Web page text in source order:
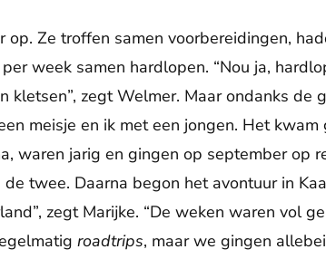
Ze troffen samen voorbereidingen,
week samen hardlopen. “Nou ja,
kletsen”, zegt Welmer. Maar ondanks de
meisje en ik met een jongen. Het
waren jarig en gingen op september op
twee. Daarna begon het avontuur in
zegt Marijke. “De weken waren vol
roadtrips, maar we gingen